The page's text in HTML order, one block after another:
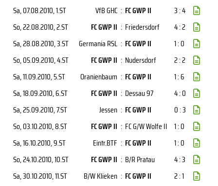
Sa, 07.08.2010, 1.ST VfB GHC : FC GWP II
3 : 4
So, 22.08.2010, 2.ST FC GWP II : Friedersdorf
4 : 2
Sa, 28.08.2010, 3.ST Germania RSL : FC GWP II
1 : 0
So, 05.09.2010, 4.ST FC GWP II : Nudersdorf
2 : 2
Sa, 11.09.2010, 5.ST Oranienbaum : FC GWP II
1 : 6
Sa, 18.09.2010, 6.ST FC GWP II : Dessau 97
4 : 0
Sa, 25.09.2010, 7.ST Jessen : FC GWP II
0 : 3
So, 03.10.2010, 8.ST FC GWP II : FC G/W Wolfe II 1 : 0
Sa, 16.10.2010, 9.ST Eintr.BTF : FC GWP II
1 : 0
So, 24.10.2010, 10.ST FC GWP II : B/R Pratau
4 : 3
Sa, 30.10.2010, 11.ST B/W Klieken : FC GWP II
2 : 1